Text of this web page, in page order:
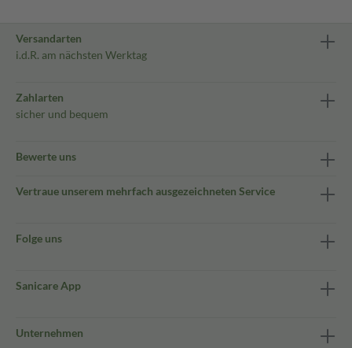
Versandarten
i.d.R. am nächsten Werktag
Zahlarten
sicher und bequem
Bewerte uns
Vertraue unserem mehrfach ausgezeichneten Service
Folge uns
Sanicare App
Unternehmen